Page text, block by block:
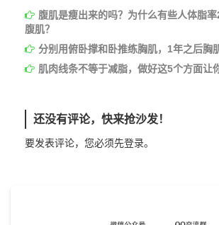
腹肌是瘦出来的吗？为什么有些人体脂
腹肌？
分别用俯卧撑和卧推练胸肌，1年之后胸
肌肉线条不等于减脂，做好这5个方面让
还没有评论，快来抢沙发！
要发表评论，您必须先登录。